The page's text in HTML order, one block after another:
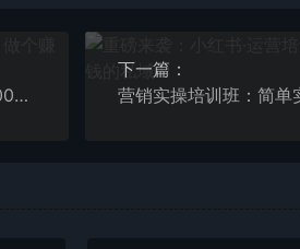
【男粉落地项目】0基础玩转男粉短视频转私域日产500+2023男粉高客单价实操
下一篇：